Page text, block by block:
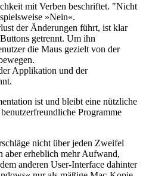
mit Verben beschriftet. "Nicht
»Nein«.
der Änderungen führt, ist klar
getrennt. Um ihn
die Maus gezielt von der
Applikation und der
ist und bleibt eine nützliche
Programme
nicht über jeden Zweifel
aber erheblich mehr Aufwand,
anderen User-Interface dahinter